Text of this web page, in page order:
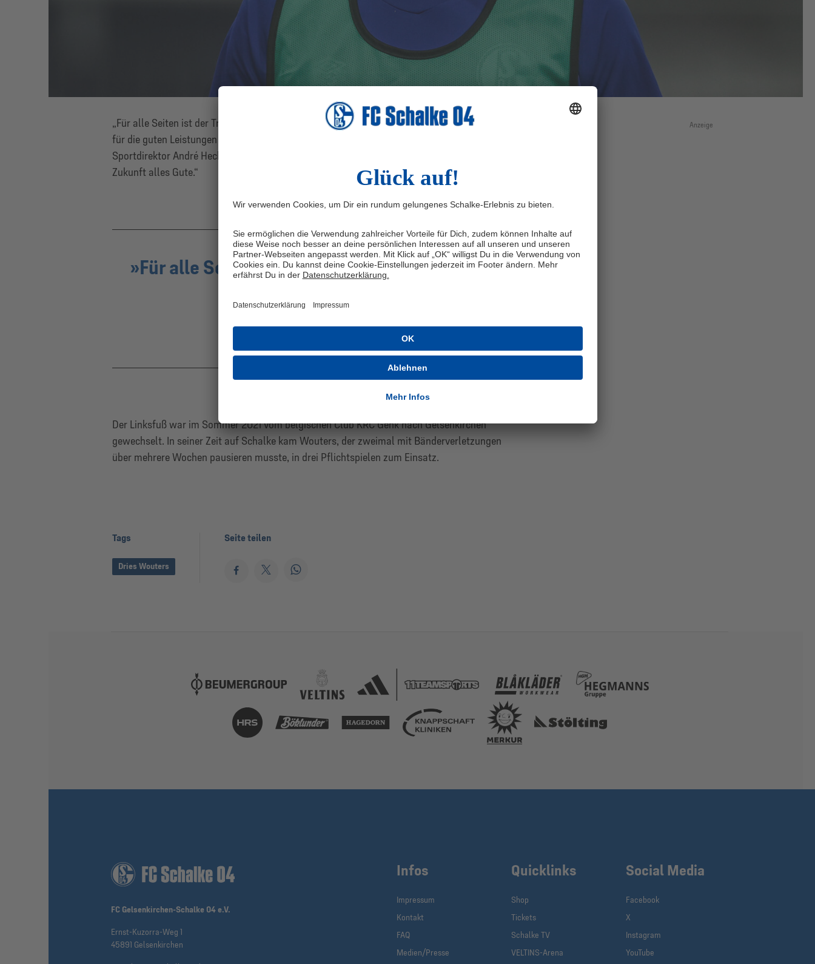
„Für alle Seiten ist der Transfer eine sinnvolle Entscheidung. Für Dries freut mich, dass er sich
für die guten Leistungen im Saisonendspurt in Belgien mit einem Vertrag belohnt hat“, sagt
Sportdirektor André Hechelmann. „Wir wünschen Dries für seine sportliche wie private
Zukunft alles Gute.“
Für alle Seiten ist der Transfer eine sinnvolle
Der Linksfuß war im Sommer 2021 vom belgischen Club KRC Genk nach Gelsenkirchen
gewechselt. In seiner Zeit auf Schalke kam Wouters, der zweimal mit Bänderverletzungen
über mehrere Wochen pausieren musste, in drei Pflichtspielen zum Einsatz.
Anzeige
Tags
Dries Wouters
Seite teilen
FC Gelsenkirchen-Schalke 04 e.V.
Ernst-Kuzorra-Weg 1
45891 Gelsenkirchen
Infos
Impressum
Kontakt
FAQ
Medien/Presse
Quicklinks
Shop
Tickets
Schalke TV
VELTINS-Arena
Social Media
Facebook
X
Instagram
YouTube